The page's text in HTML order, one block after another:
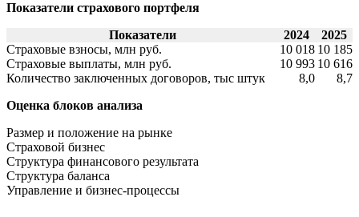
Показатели страхового портфеля
Показатели
2024
2025
Страховые взносы, млн руб.
10 018 10 185
Страховые выплаты, млн руб.
10 993 10 616
Количество заключенных договоров, тыс штук
8,0
8,7
Оценка блоков анализа
Размер и положение на рынке
Страховой бизнес
Структура финансового результата
Cтруктура баланса
Управление и бизнес-процессы